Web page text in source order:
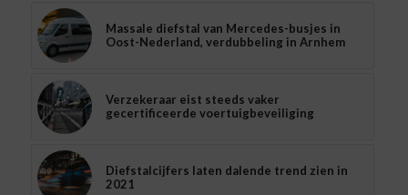
Massale diefstal van Mercedes-busjes in
Oost-Nederland, verdubbeling in Arnhem
Verzekeraar eist steeds vaker
gecertificeerde voertuigbeveiliging
Diefstalcijfers laten dalende trend zien in
2021